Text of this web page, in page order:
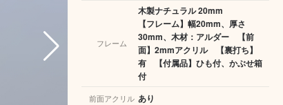
フレーム
木製ナチュラル 20mm
【フレーム】幅20mm、厚さ
30mm、木材：アルダー 【前
面】2mmアクリル 【裏打ち】
有 【付属品】ひも付、かぶせ箱
付
前面アクリル あり